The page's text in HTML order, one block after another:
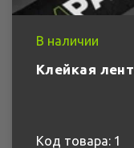
В наличии
Клейкая
Код товара: 1